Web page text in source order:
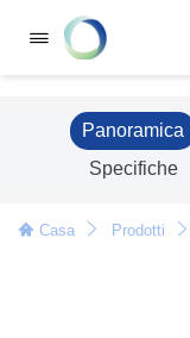
Panoramica
Specifiche
Casa Prodotti